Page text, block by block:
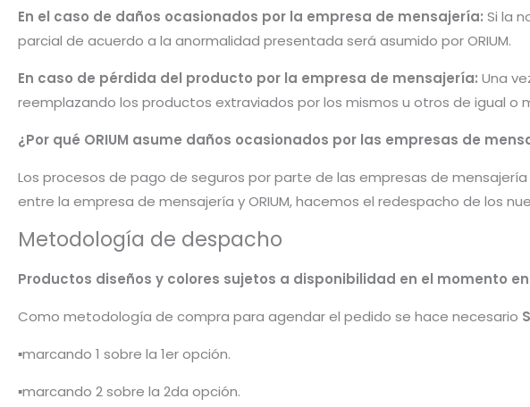
En el caso de daños ocasionados por la empresa de mensajería: Si la
parcial de acuerdo a la anormalidad presentada será asumido por ORIUM.
En caso de pérdida del producto por la empresa de mensajería: Una
reemplazando los productos extraviados por los mismos u otros de igual o
¿Por qué ORIUM asume daños ocasionados por las empresas de
Los procesos de pago de seguros por parte de las empresas de
entre la empresa de mensajería y ORIUM, hacemos el redespacho de los
Metodología de despacho
Productos diseños y colores sujetos a disponibilidad en el momento
Como metodología de compra para agendar el pedido se hace necesario
▪️marcando 1 sobre la 1er opción.
▪️marcando 2 sobre la 2da opción.